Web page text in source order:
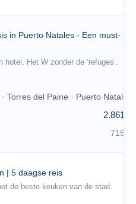
in Puerto Natales - Een must-
Het W zonder de ‘refuges’.
Torres del Paine · Puerto Natales
2.861 €
715 €
| 5 daagse reis
de beste keuken van de stad.